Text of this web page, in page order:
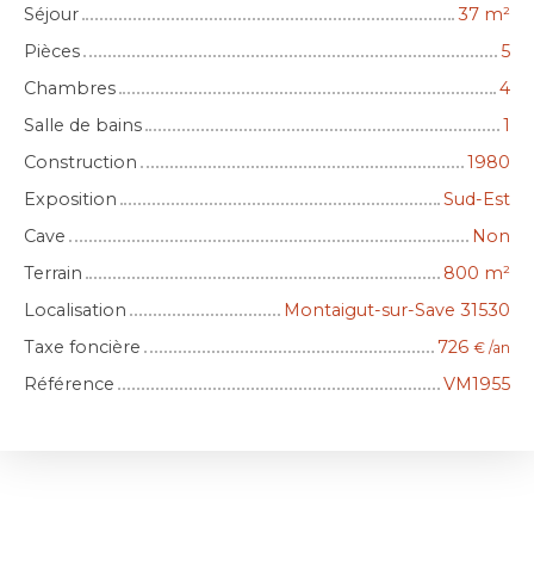
Séjour
37 m²
Pièces
5
Chambres
4
Salle de bains
1
Construction
1980
Exposition
Sud-Est
Cave
Non
Terrain
800 m²
Localisation
Montaigut-sur-Save 31530
Taxe foncière
726 € /an
Référence VM1955